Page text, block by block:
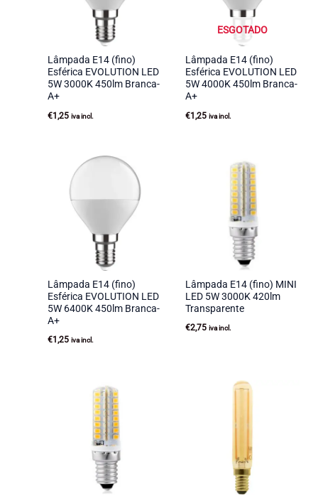
Lâmpada E14 (fino)
Esférica EVOLUTION LED
5W 3000K 450lm Branca-
A+
€1,25 iva incl.
ESGOTADO
Lâmpada E14 (fino)
Esférica EVOLUTION LED
5W 4000K 450lm Branca-
A+
€1,25 iva incl.
Lâmpada E14 (fino)
Esférica EVOLUTION LED
5W 6400K 450lm Branca-
A+
€1,25 iva incl.
Lâmpada E14 (fino) MINI
LED 5W 3000K 420lm
Transparente
€2,75 iva incl.